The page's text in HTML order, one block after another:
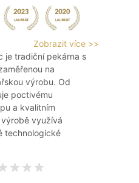
Zobrazit více >>
je tradiční pekárna s
na
výrobu. Od
poctivému
a kvalitním
výrobě využívá
technologické